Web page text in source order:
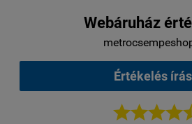
Webáruház
Értékelés
